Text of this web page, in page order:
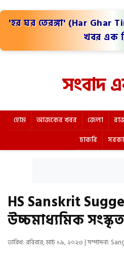
'হর ঘর তেরঙ্গা' (Har Ghar
খবর এক
সংবাদ
হোম আজকের খবর জেলা
চাকরি
HS Sanskrit
উচ্চমাধ্যমিক
তারিখ: রবিবার, মার্চ ১৯, ২০২৩ | সম্পাদনা: